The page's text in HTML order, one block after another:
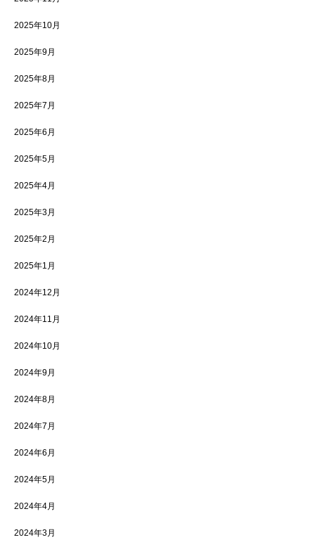
2025年10月
2025年9月
2025年8月
2025年7月
2025年6月
2025年5月
2025年4月
2025年3月
2025年2月
2025年1月
2024年12月
2024年11月
2024年10月
2024年9月
2024年8月
2024年7月
2024年6月
2024年5月
2024年4月
2024年3月